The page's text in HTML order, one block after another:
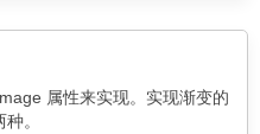
属性来实现。实现渐变的
。